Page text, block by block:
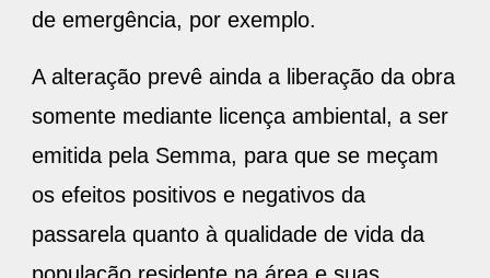
de emergência, por exemplo.
A alteração prevê ainda a liberação da obra
somente mediante licença ambiental, a ser
emitida pela Semma, para que se meçam
os efeitos positivos e negativos da
passarela quanto à qualidade de vida da